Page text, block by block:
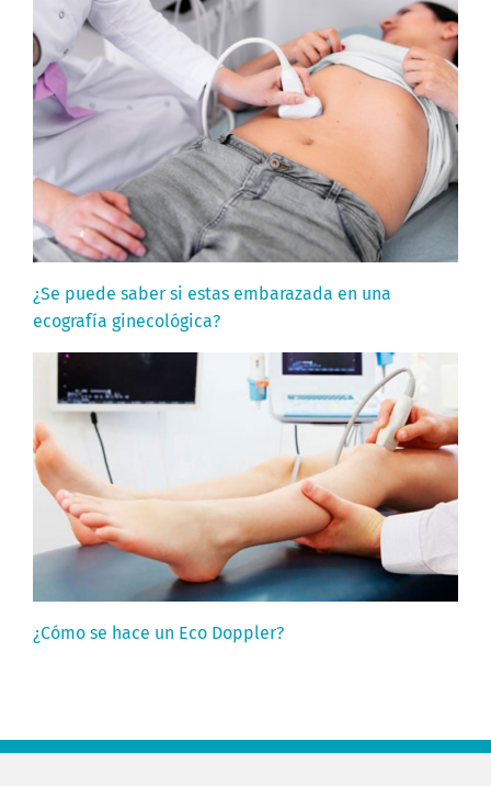
¿Se puede saber si estas embarazada en una
ecografía ginecológica?
¿Cómo se hace un Eco Doppler?